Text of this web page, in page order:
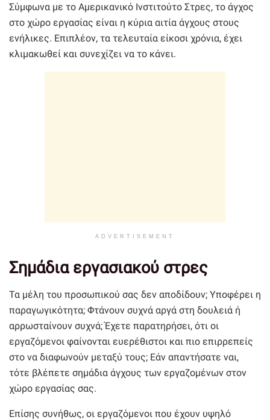
Σύμφωνα με το Αμερικανικό Ινστιτούτο Στρες, το άγχος
στο χώρο εργασίας είναι η κύρια αιτία άγχους στους
ενήλικες. Επιπλέον, τα τελευταία είκοσι χρόνια, έχει
κλιμακωθεί και συνεχίζει να το κάνει.
ADVERTISEMENT
Σημάδια εργασιακού στρες
Τα μέλη του προσωπικού σας δεν αποδίδουν; Υποφέρει η
παραγωγικότητα; Φτάνουν συχνά αργά στη δουλειά ή
αρρωσταίνουν συχνά; Έχετε παρατηρήσει, ότι οι
εργαζόμενοι φαίνονται ευερέθιστοι και πιο επιρρεπείς
στο να διαφωνούν μεταξύ τους; Εάν απαντήσατε ναι,
τότε βλέπετε σημάδια άγχους των εργαζομένων στον
χώρο εργασίας σας.
Επίσης συνήθως, οι εργαζόμενοι που έχουν υψηλό